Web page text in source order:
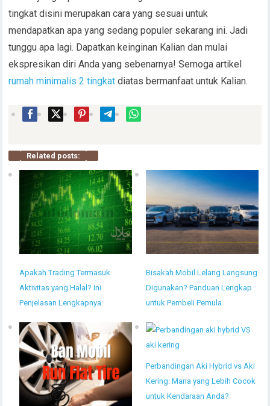
tingkat disini merupakan cara yang sesuai untuk
mendapatkan apa yang sedang populer sekarang ini. Jadi
tunggu apa lagi. Dapatkan keinginan Kalian dan mulai
ekspresikan diri Anda yang sebenarnya! Semoga artikel
rumah minimalis 2 tingkatdiatas bermanfaat untuk Kalian.
Related posts:
Apakah Trading Termasuk
Aktivitas yang Halal? Ini
Penjelasan Lengkapnya
Bisakah Mobil Lelang Langsung
Digunakan? Panduan Lengkap
untuk Pembeli Pemula
Perbandingan Aki Hybrid vs Aki
Kering: Mana yang Lebih Cocok
untuk Kendaraan Anda?